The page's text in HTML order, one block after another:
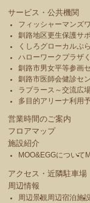
サービス・公共機関
フィッシャーマンズ
釧路地区更生保護サ
くしろグローカルぷ
ハローワークプラザ
釧路市男女平等参画
釧路市医師会健診セ
ラプラース～交流広
多目的アリーナ利用
営業時間のご案内
フロアマップ
施設紹介
MOO&EGGについて
アクセス・近隣駐車場
周辺情報
周辺景観 周辺宿泊施